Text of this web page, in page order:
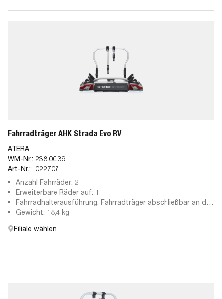
Fahrradträger AHK Strada Evo RV
ATERA
WM-Nr.: 238.00.39
Art-Nr.:
022707
Anzahl Fahrräder: 2
Erweiterbare Räder auf: 1
Fahrradhalterausführung: Fahrradträger abschließbar an der
Anhängekupplung, abschließbare Haltearme, abnehmbare
Gewicht: 18,4 kg
Filiale wählen